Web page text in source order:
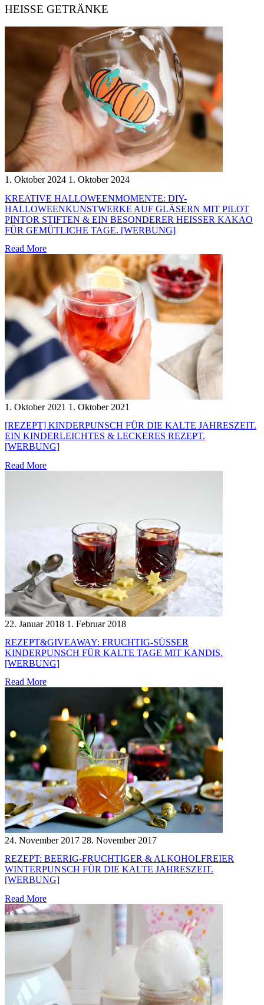
HEISSE GETRÄNKE
1. Oktober 2024 1. Oktober 2024
KREATIVE HALLOWEENMOMENTE: DIY-
HALLOWEENKUNSTWERKE AUF GLÄSERN MIT PILOT
PINTOR STIFTEN & EIN BESONDERER HEISSER KAKAO F
ÜR GEMÜTLICHE TAGE. [WERBUNG]
Read More
1. Oktober 2021 1. Oktober 2021
[REZEPT] KINDERPUNSCH FÜR DIE KALTE JAHRESZEIT.
EIN KINDERLEICHTES & LECKERES REZEPT.
[WERBUNG]
Read More
22. Januar 2018 1. Februar 2018
REZEPT&GIVEAWAY: FRUCHTIG-SÜSSER K
INDERPUNSCH FÜR KALTE TAGE MIT KANDIS. [
WERBUNG]
Read More
24. November 2017 28. November 2017
REZEPT: BEERIG-FRUCHTIGER & ALKOHOLFREIER
WINTERPUNSCH FÜR DIE KALTE JAHRESZEIT.
[WERBUNG]
Read More